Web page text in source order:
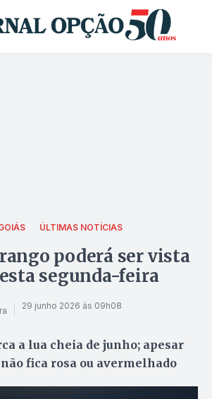
ÚLTIMAS NOTÍCIAS
poderá ser vista
segunda-feira
29 junho 2026 às 09h08
a lua cheia de junho; apesar
fica rosa ou avermelhado